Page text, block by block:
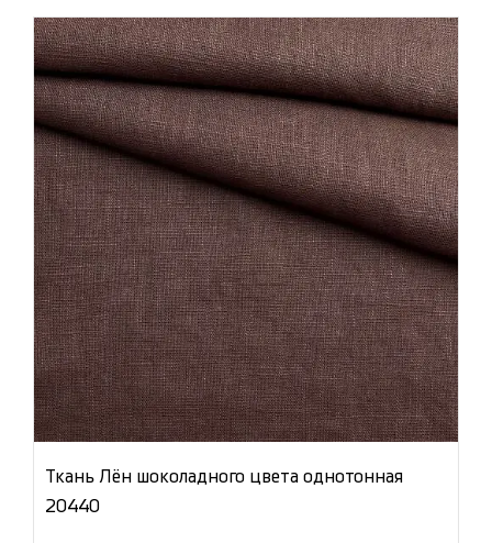
Ткань Лён шоколадного цвета однотонная
20440